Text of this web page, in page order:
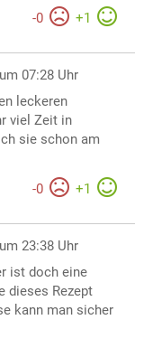
-0 +1
07:28 Uhr
leckeren
viel Zeit in
sie schon am
-0 +1
23:38 Uhr
ist doch eine
dieses Rezept
kann man sicher